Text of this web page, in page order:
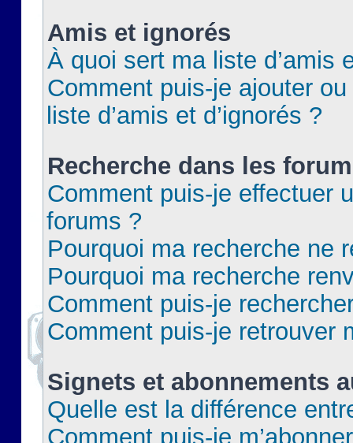
Amis et ignorés
À quoi sert ma liste d’amis
Comment puis-je ajouter
liste d’amis et d’ignorés ?
Recherche dans les
Comment puis-je effectuer
forums ?
Pourquoi ma recherche ne
Pourquoi ma recherche
Comment puis-je
Comment puis-je retrouver
Signets et abonnements
Quelle est la différence
Comment puis-je